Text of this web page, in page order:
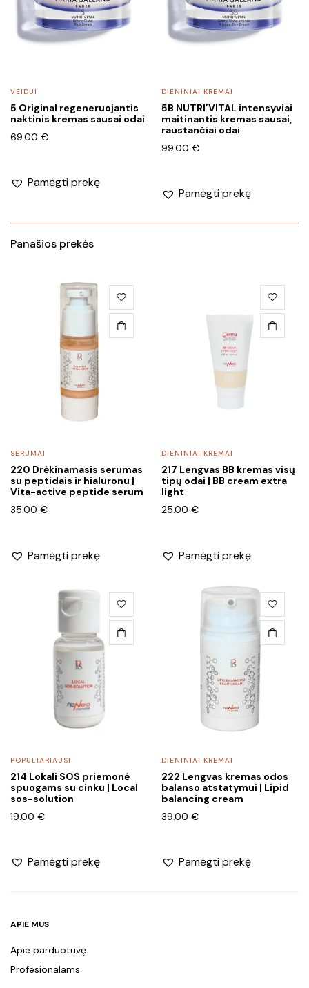
VEIDUI
5 Original regeneruojantis
naktinis kremas sausai odai
69.00 €
Pamėgti prekę
DIENINIAI KREMAI
5B NUTRI’VITAL intensyviai
maitinantis kremas sausai,
raustančiai odai
99.00 €
Pamėgti prekę
Panašios prekės
SERUMAI
220 Drėkinamasis serumas
su peptidais ir hialuronu |
Vita-active peptide serum
35.00 €
Pamėgti prekę
DIENINIAI KREMAI
217 Lengvas BB kremas visų
tipų odai | BB cream extra
light
25.00 €
Pamėgti prekę
POPULIARIAUSI
214 Lokali SOS priemonė
spuogams su cinku | Local
sos-solution
19.00 €
Pamėgti prekę
DIENINIAI KREMAI
222 Lengvas kremas odos
balanso atstatymui | Lipid
balancing cream
39.00 €
Pamėgti prekę
APIE MUS
Apie parduotuvę
Profesionalams